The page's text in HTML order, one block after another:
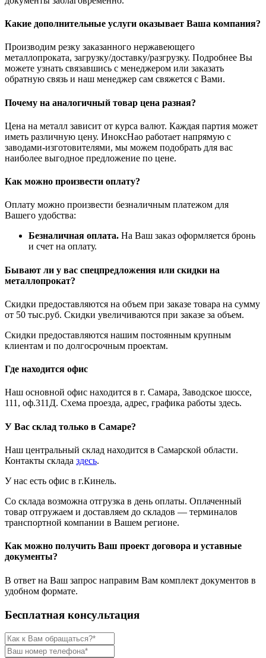
Какие дополнительные услуги оказывает Ваша компания?
Производим резку заказанного нержавеющего
металлопроката, загрузку/доставку/разгрузку. Подробнее Вы
можете узнать связавшись с менеджером или заказать
обратную связь и наш менеджер сам свяжется с Вами.
Почему на аналогичный товар цена разная?
Цена на металл зависит от курса валют. Каждая партия может
иметь различную цену. ИноксНао работает напрямую с
заводами-изготовителями, мы можем подобрать для вас
наиболее выгодное предложение по цене.
Как можно произвести оплату?
Оплату можно произвести безналичным платежом для
Вашего удобства:
Безналичная оплата. На Ваш заказ оформляется бронь
и счет на оплату.
Бывают ли у вас спецпредложения или скидки на
металлопрокат?
Скидки предоставляются на объем при заказе товара на сумму
от 50 тыс.руб. Скидки увеличиваются при заказе за объем.
Скидки предоставляются нашим постоянным крупным
клиентам и по долгосрочным проектам.
Где находится офис
Наш основной офис находится в г. Самара, Заводское шоссе,
111, оф.311Д. Схема проезда, адрес, графика работы здесь.
У Вас склад только в Самаре?
Наш центральный склад находится в Самарской области.
Контакты склада здесь.
У нас есть офис в г.Кинель.
Со склада возможна отгрузка в день оплаты. Оплаченный
товар отгружаем и доставляем до складов — терминалов
транспортной компании в Вашем регионе.
Как можно получить Ваш проект договора и уставные
документы?
В ответ на Ваш запрос направим Вам комплект документов в
удобном формате.
Бесплатная консультация